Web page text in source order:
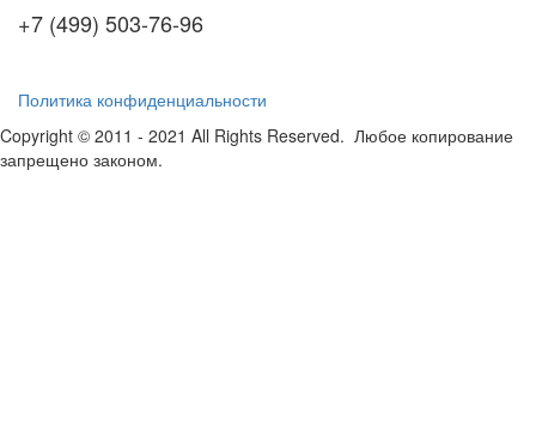
+7 (499) 503-76-96
Политика конфиденциальности
Copyright © 2011 - 2021 All Rights Reserved. Любое копирование
запрещено законом.